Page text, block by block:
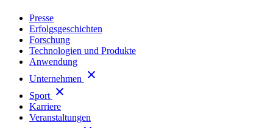
Presse
Erfolgsgeschichten
Forschung
Technologien und Produkte
Anwendung
Unternehmen
Sport
Karriere
Veranstaltungen